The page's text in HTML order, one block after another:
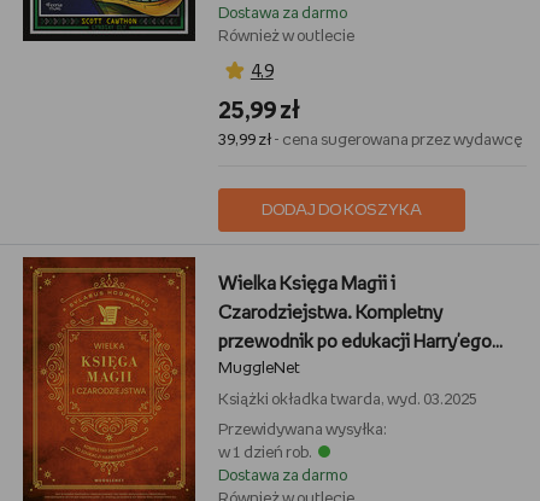
Dostawa za darmo
Również w outlecie
4,9
25,99 zł
39,99 zł- cena sugerowana przez wydawcę
DODAJ DO KOSZYKA
Wielka Księga Magii i
Czarodziejstwa. Kompletny
przewodnik po edukacji Harry'ego
Pottera
MuggleNet
Książki okładka twarda, wyd. 03.2025
Przewidywana wysyłka:
w 1 dzień rob.
Dostawa za darmo